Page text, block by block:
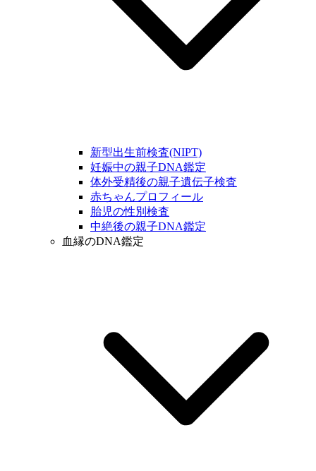
新型出生前検査(NIPT)
妊娠中の親子DNA鑑定
体外受精後の親子遺伝子検査
赤ちゃんプロフィール
胎児の性別検査
中絶後の親子DNA鑑定
血縁のDNA鑑定